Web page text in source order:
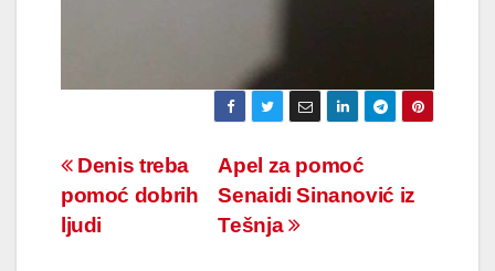
Navigacija
članaka
Apel za pomoć
Senaidi Sinanović iz
Tešnja
Denis treba
pomoć dobrih
ljudi